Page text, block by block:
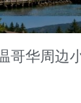
哥华周边